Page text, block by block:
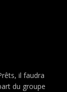
il faudra
du groupe